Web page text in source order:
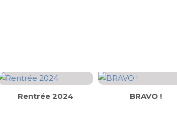
Rentrée 2024 BRAVO !